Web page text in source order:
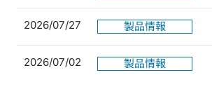
2026/07/27 製品情報
2026/07/02 製品情報